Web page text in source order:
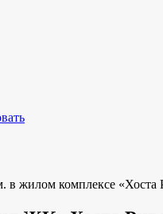
в жилом комплексе «Хоста